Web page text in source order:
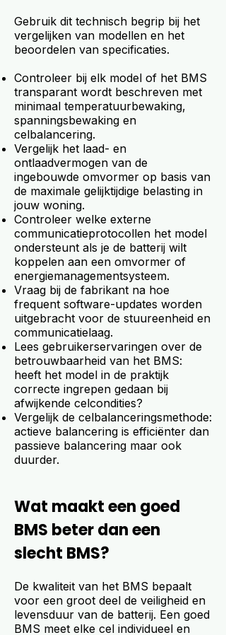
Gebruik dit technisch begrip bij het
vergelijken van modellen en het
beoordelen van specificaties.
Controleer bij elk model of het BMS
transparant wordt beschreven met
minimaal temperatuurbewaking,
spanningsbewaking en
celbalancering.
Vergelijk het laad- en
ontlaadvermogen van de
ingebouwde omvormer op basis van
de maximale gelijktijdige belasting in
jouw woning.
Controleer welke externe
communicatieprotocollen het model
ondersteunt als je de batterij wilt
koppelen aan een omvormer of
energiemanagementsysteem.
Vraag bij de fabrikant na hoe
frequent software-updates worden
uitgebracht voor de stuureenheid en
communicatielaag.
Lees gebruikerservaringen over de
betrouwbaarheid van het BMS:
heeft het model in de praktijk
correcte ingrepen gedaan bij
afwijkende celcondities?
Vergelijk de celbalanceringsmethode:
actieve balancering is efficiënter dan
passieve balancering maar ook
duurder.
Wat maakt een goed
BMS beter dan een
slecht BMS?
De kwaliteit van het BMS bepaalt
voor een groot deel de veiligheid en
levensduur van de batterij. Een goed
BMS meet elke cel individueel en